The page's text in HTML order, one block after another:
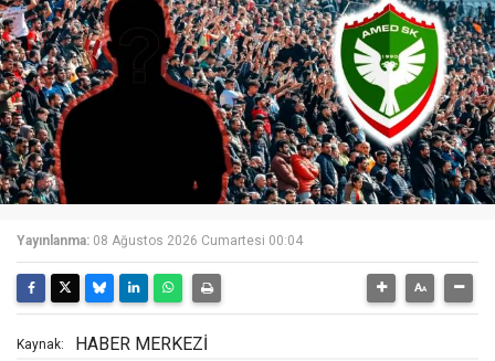
Yayınlanma: 08 Ağustos 2026 Cumartesi 00:04
Kaynak: HABER MERKEZİ